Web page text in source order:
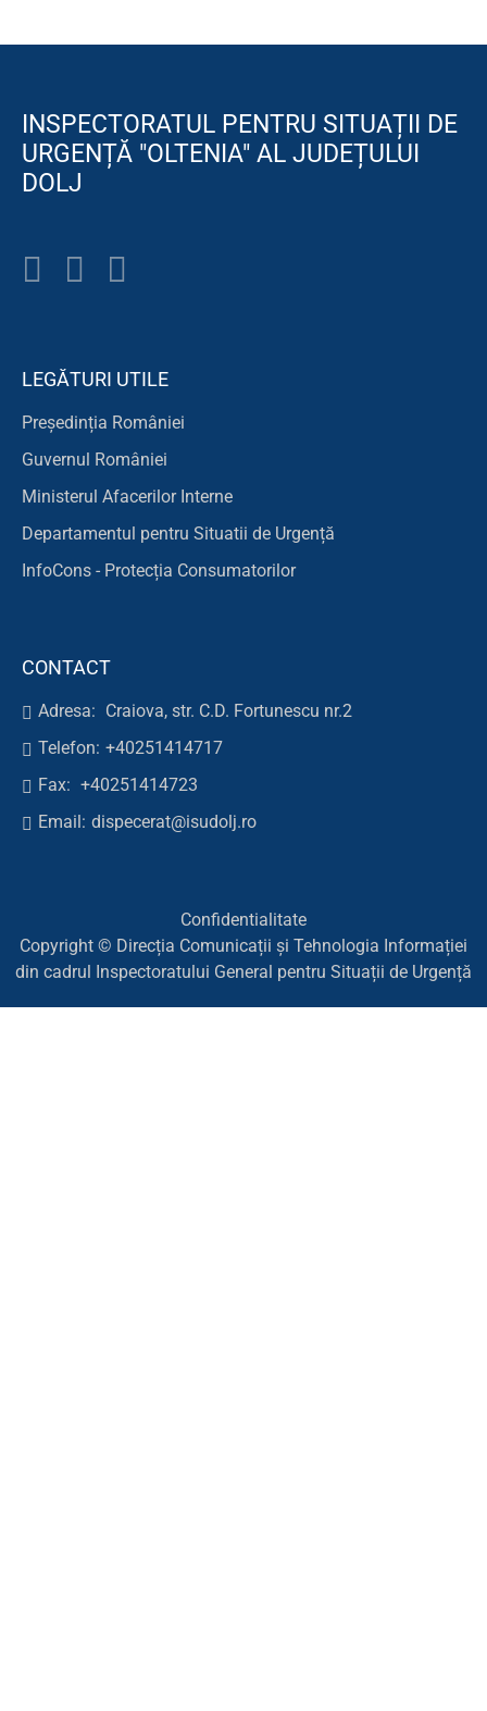
INSPECTORATUL PENTRU SITUAȚII DE
URGENȚĂ "OLTENIA" AL JUDEȚULUI
DOLJ
LEGĂTURI UTILE
Președinția României
Guvernul României
Ministerul Afacerilor Interne
Departamentul pentru Situatii de Urgență
InfoCons - Protecția Consumatorilor
CONTACT
Adresa: Craiova, str. C.D. Fortunescu nr.2
Telefon: +40251414717
Fax: +40251414723
Email: dispecerat@isudolj.ro
Confidentialitate
Copyright © Direcția Comunicații și Tehnologia Informației
din cadrul Inspectoratului General pentru Situații de Urgență